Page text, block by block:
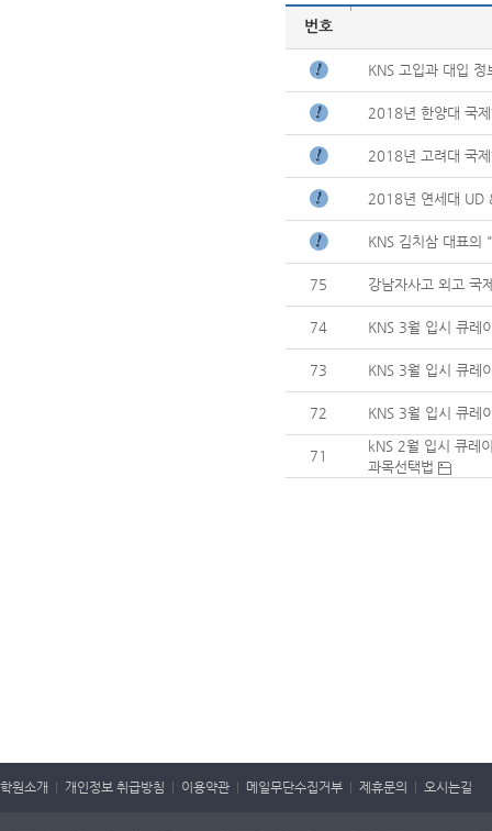
번호
|
KNS 고입과 대입
2018년 한양대 국
2018년 고려대 국
2018년 연세대 UD
KNS 김치삼 대표
75 강남자사고 외고 국
74 KNS 3월 입시 큐레
73 KNS 3월 입시 큐레
72 KNS 3월 입시 큐레
71
kNS 2월 입시 큐레
과목선택법
학원소개 개인정보 취급방침 이용약관 메일무단수집거부 제휴문의 오시는길